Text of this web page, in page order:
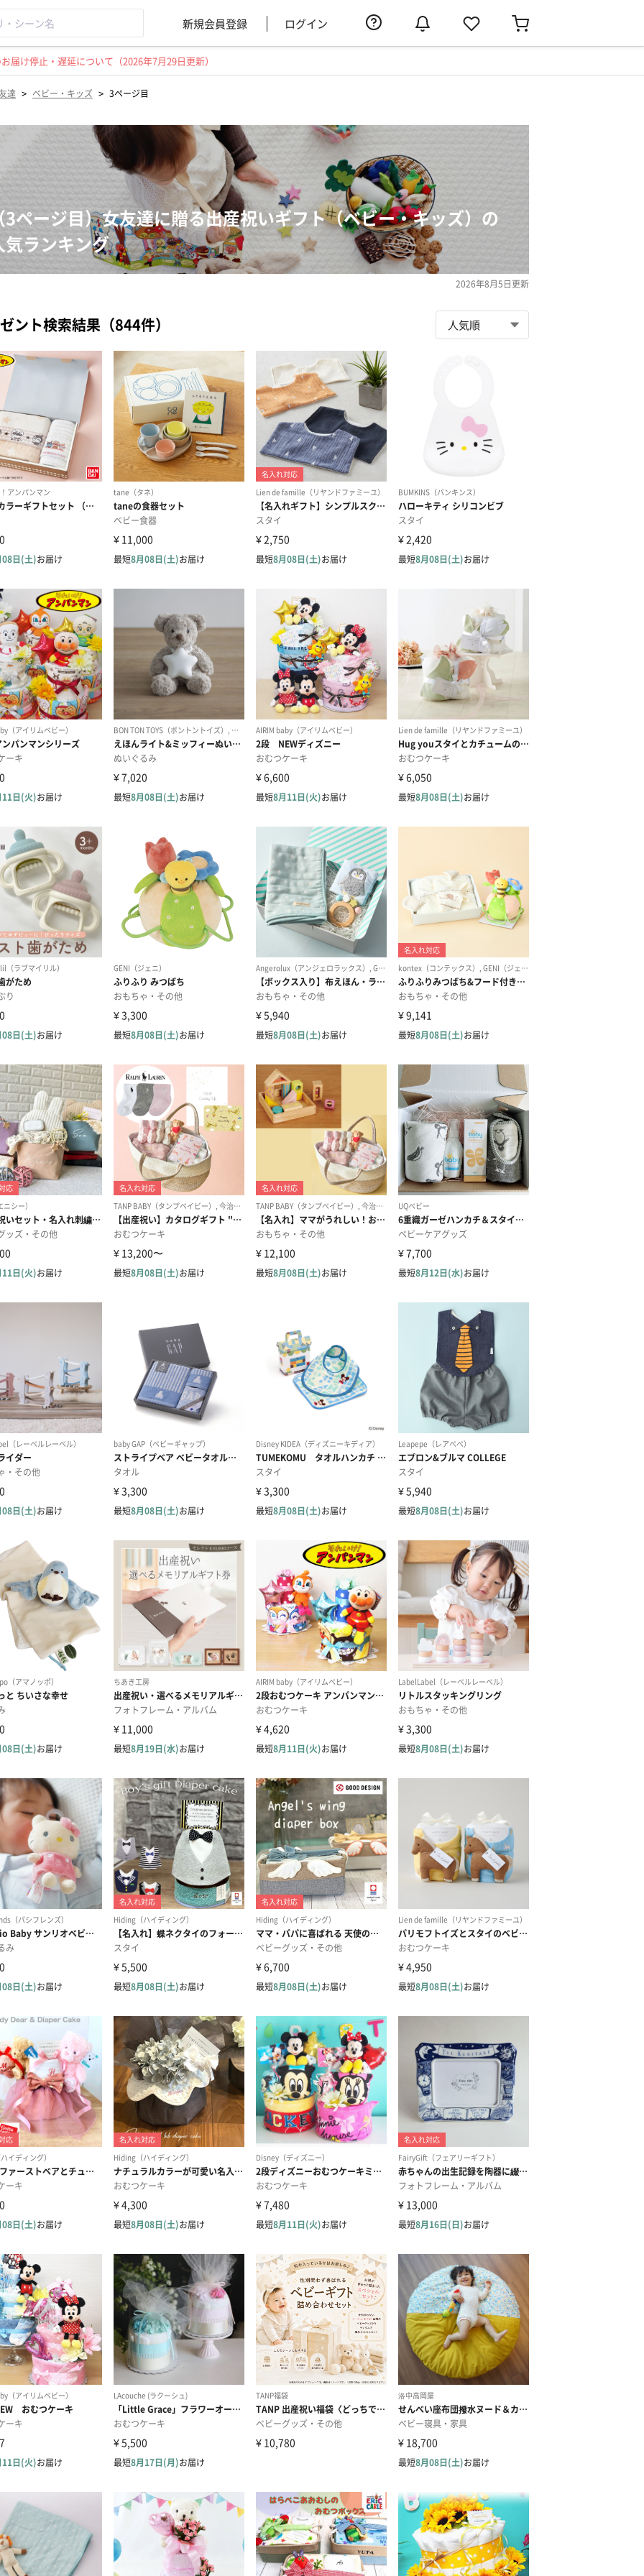
新規会員登録 ログイン
け停止・遅延について（2026年7月29日更新）
達 > ベビー・キッズ > 3ページ目
3ページ目）女友達に贈る出産祝いギフト（ベビー・キッズ）の
気ランキング
2026年8月5日更新
ント検索結果（844件）